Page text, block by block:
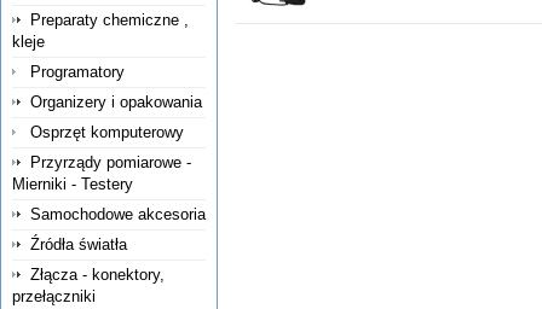
Preparaty chemiczne ,
kleje
Programatory
Organizery i opakowania
Osprzęt komputerowy
Przyrządy pomiarowe -
Mierniki - Testery
Samochodowe akcesoria
Źródła światła
Złącza - konektory,
przełączniki